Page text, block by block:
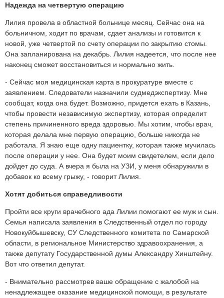
Надежда на четвертую операцию
Лилия провела в областной больнице месяц. Сейчас она на
больничном, ходит по врачам, сдает анализы и готовится к
новой, уже четвертой по счету операции по закрытию стомы.
Она запланирована на декабрь. Лилия надеется, что после нее
наконец сможет восстановиться и нормально жить.
- Сейчас моя медицинская карта в прокуратуре вместе с
заявлением. Следователи назначили судмедэкспертизу. Мне
сообщат, когда она будет. Возможно, придется ехать в Казань,
чтобы провести независимую экспертизу, которая определит
степень причиненного вреда здоровью. Мы хотим, чтобы врач,
которая делала мне первую операцию, больше никогда не
работала. Я знаю еще одну пациентку, которая также мучилась
после операции у нее. Она будет моим свидетелем, если дело
дойдет до суда. А вчера я была на УЗИ, у меня обнаружили в
добавок ко всему грыжу, - говорит Лилия.
Хотят добиться справедливости
Пройти все круги врачебного ада Лилии помогают ее муж и сын.
Семья написала заявления в Следственный отдел по городу
Новокуйбышевску, СУ Следственного комитета по Самарской
области, в региональное Министерство здравоохранения, а
также депутату Государственной думы Александру Хинштейну.
Вот что ответил депутат.
- Внимательно рассмотрев ваше обращение с жалобой на
ненадлежащее оказание медицинской помощи, в результате